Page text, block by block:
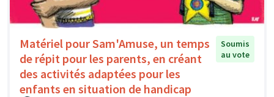
Matériel pour Sam'Amuse, un temps
de répit pour les parents, en créant
des activités adaptées pour les
enfants en situation de handicap
Soumis
au vote